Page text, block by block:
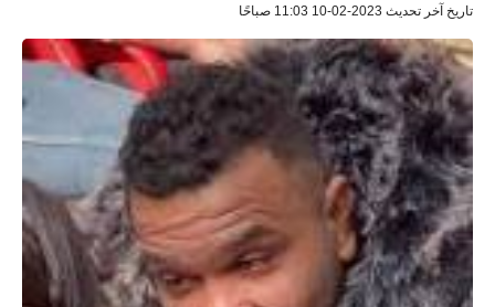
تاريخ آخر تحديث 2023-02-10 11:03 صباحًا